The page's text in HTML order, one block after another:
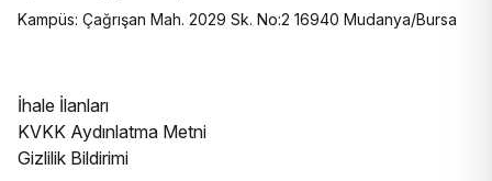
Kampüs: Çağrışan Mah. 2029 Sk. No:2 16940 Mudanya/Bursa
İhale İlanları
KVKK Aydınlatma Metni
Gizlilik Bildirimi